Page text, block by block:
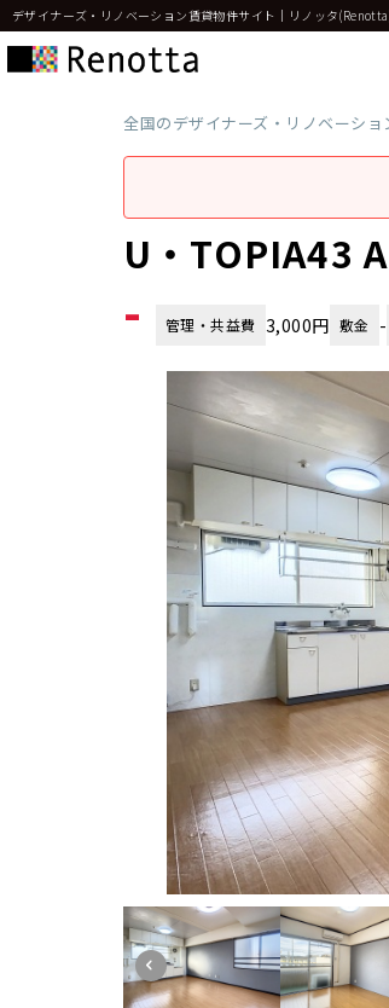
デザイナーズ・リノベーション賃貸物件サイト｜リノッタ
全国のデザイナーズ・リノベーシ
U・TOPIA43
- 管理・共益費 3,000円 敷金 -